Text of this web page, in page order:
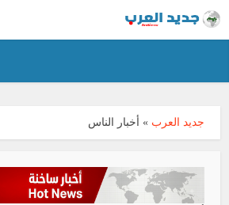
جديد العرب » أخبار الناس